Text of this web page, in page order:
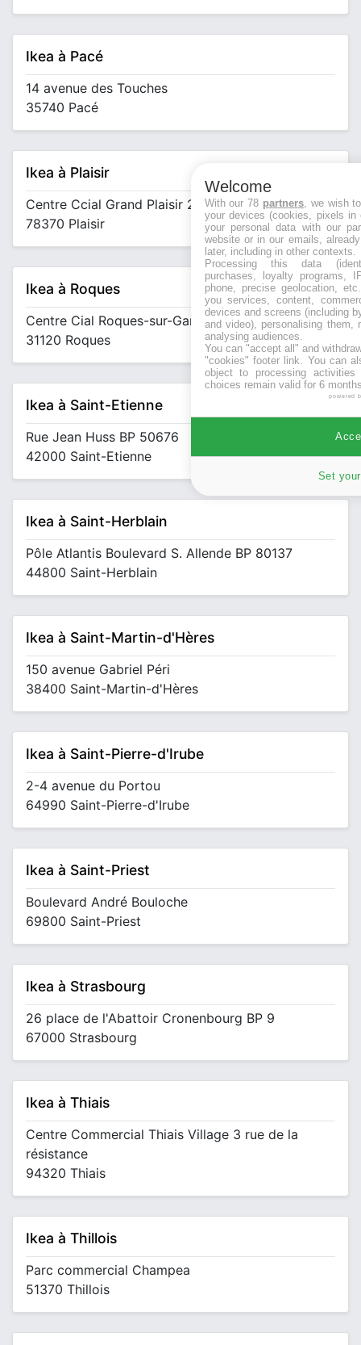
Ikea à Pacé
14 avenue des Touches
35740 Pacé
Ikea à Plaisir
Centre Ccial Grand Plaisir 202 rue Henri Barbusse
78370 Plaisir
Ikea à Roques
Centre Cial Roques-sur-Garonne Allée de Fraixinet
31120 Roques
Ikea à Saint-Etienne
Rue Jean Huss BP 50676
42000 Saint-Etienne
Ikea à Saint-Herblain
Pôle Atlantis Boulevard S. Allende BP 80137
44800 Saint-Herblain
Ikea à Saint-Martin-d'Hères
150 avenue Gabriel Péri
38400 Saint-Martin-d'Hères
Ikea à Saint-Pierre-d'Irube
2-4 avenue du Portou
64990 Saint-Pierre-d'Irube
Ikea à Saint-Priest
Boulevard André Bouloche
69800 Saint-Priest
Ikea à Strasbourg
26 place de l'Abattoir Cronenbourg BP 9
67000 Strasbourg
Ikea à Thiais
Centre Commercial Thiais Village 3 rue de la
résistance
94320 Thiais
Ikea à Thillois
Parc commercial Champea
51370 Thillois
Welcome
With our 78 partners, we wish
your devices (cookies, pixels
your personal data with our
website or in our emails,
later, including in other contexts.
Processing this data
purchases, loyalty programs,
phone, precise geolocation,
you services, content,
devices and screens (including
and video), personalising them,
analysing audiences.
You can "accept all" and
"cookies" footer link . You can
object to processing
choices remain valid for 6
powered
Set